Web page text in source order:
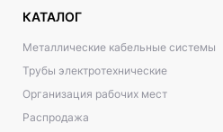
КАТАЛОГ
Металлические кабельные системы
Трубы электротехнические
Организация рабочих мест
Распродажа